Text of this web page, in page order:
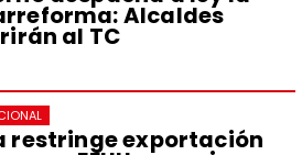
Alcaldes
al TC
restringe exportación